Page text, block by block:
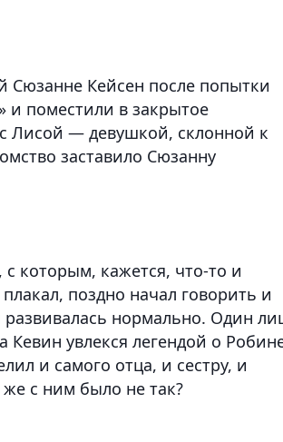
Сюзанне Кейсен после попытки
и поместили в закрытое
Лисой — девушкой, склонной к
заставило Сюзанну
которым, кажется, что-то и
поздно начал говорить и
развивалась нормально. Один
Кевин увлекся легендой о
и самого отца, и сестру, и
с ним было не так?